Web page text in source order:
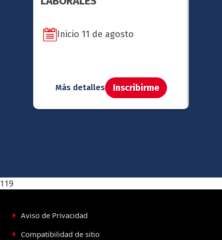
Inicio 11 de agosto
Más detalles Inscribirme
119
Aviso de Privacidad
Compatibilidad de sitio